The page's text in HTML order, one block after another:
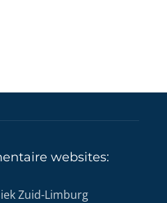
websites:
Zuid-Limburg